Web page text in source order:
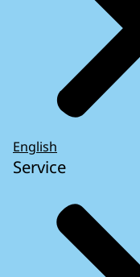
English
Service